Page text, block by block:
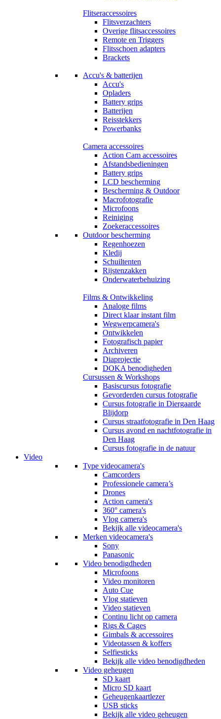
Flitseraccessoires
Flitsverzachters
Overige flitsaccessoires
Remote en Triggers
Flitsschoen adapters
Brackets
Accu's & batterijen
Accu's
Opladers
Battery grips
Batterijen
Reisstekkers
Powerbanks
Camera accessoires
Action Cam accessoires
Afstandsbedieningen
Battery grips
LCD bescherming
Bescherming & Outdoor
Macrofotografie
Microfoons
Reiniging
Zoekeraccessoires
Outdoor bescherming
Regenhoezen
Kledij
Schuiltenten
Rijstenzakken
Onderwaterbehuizing
Films & Ontwikkeling
Analoge films
Direct klaar instant film
Wegwerpcamera's
Ontwikkelen
Fotografisch papier
Archiveren
Diaprojectie
DOKA benodigheden
Cursussen & Workshops
Basiscursus fotografie
Gevorderden cursus fotografie
Cursus fotografie in Diergaarde
Blijdorp
Cursus straatfotografie in Den Haag
Cursus avond en nachtfotografie in
Den Haag
Cursus fotografie in de natuur
Video
Type videocamera's
Camcorders
Professionele camera’s
Drones
Action camera's
360° camera's
Vlog camera's
Bekijk alle videocamera's
Merken videocamera's
Sony
Panasonic
Video benodigdheden
Microfoons
Video monitoren
Auto Cue
Vlog statieven
Video statieven
Continu licht op camera
Rigs & Cages
Gimbals & accessoires
Videotassen & koffers
Selfiesticks
Bekijk alle video benodigdheden
Video geheugen
SD kaart
Micro SD kaart
Geheugenkaartlezer
USB sticks
Bekijk alle video geheugen